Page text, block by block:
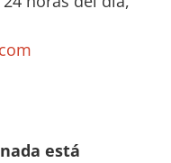
está